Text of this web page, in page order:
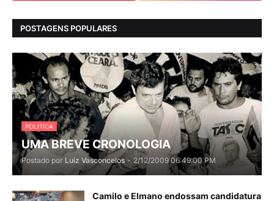
POSTAGENS POPULARES
POLITICA
UMA BREVE CRONOLOGIA
Postado por Luiz Vasconcelos - 2/12/2009 06:49:00 PM
Camilo e Elmano endossam candidatura